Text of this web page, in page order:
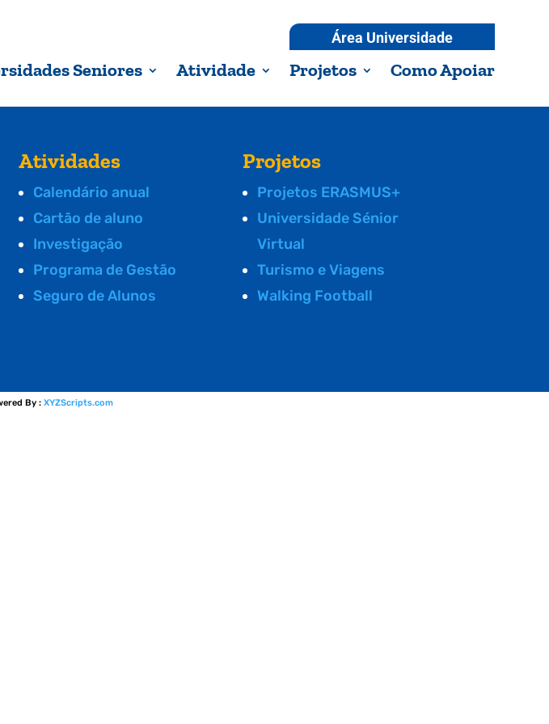
Área Universidade
Seniores Atividade Projetos Como Apoiar
Atividades
Calendário anual
Cartão de aluno
Investigação
Programa de Gestão
Seguro de Alunos
Projetos
Projetos ERASMUS+
Universidade Sénior
Virtual
Turismo e Viagens
Walking Football
By : XYZScripts.com